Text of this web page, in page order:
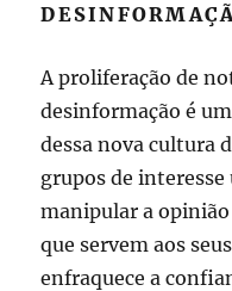
A proliferação de
desinformação é
dessa nova cultura
grupos de
manipular a
que servem aos
enfraquece a